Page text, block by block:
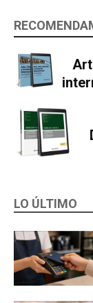
LO ÚLTIMO